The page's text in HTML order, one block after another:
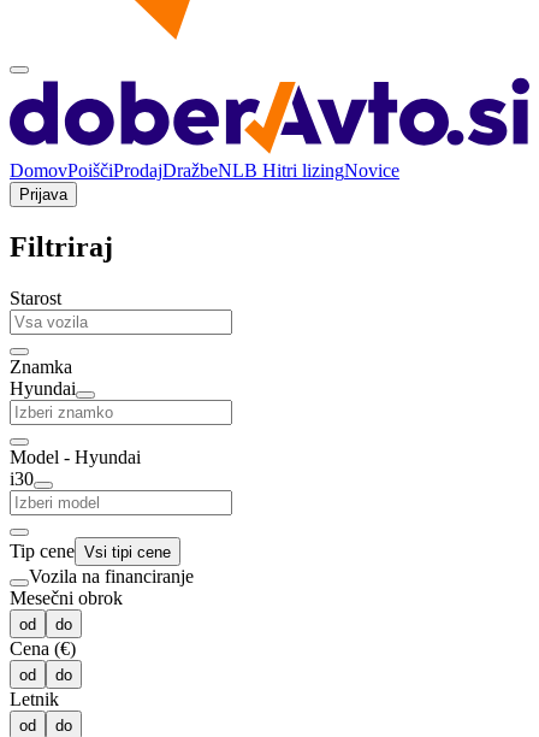
DomovPoiščiProdajDražbeNLB Hitri lizingNovice
Prijava
Filtriraj
Starost
Znamka
Hyundai
Model - Hyundai
i30
Tip cene Vsi tipi cene
Vozila na financiranje
Mesečni obrok
od do
Cena (€)
od do
Letnik
od do